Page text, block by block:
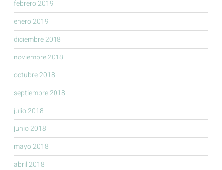
febrero 2019
enero 2019
diciembre 2018
noviembre 2018
octubre 2018
septiembre 2018
julio 2018
junio 2018
mayo 2018
abril 2018